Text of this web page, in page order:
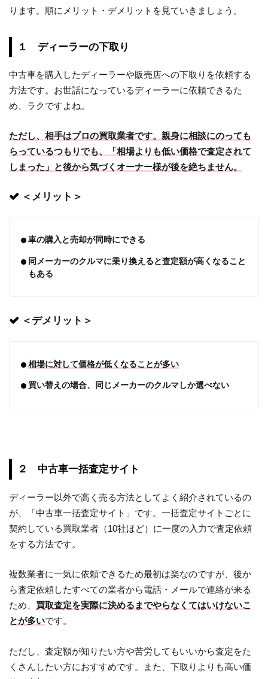
ります。順にメリット・デメリットを見ていきましょう。
１ ディーラーの下取り
中古車を購入したディーラーや販売店への下取りを依頼する
方法です。お世話になっているディーラーに依頼できるた
め、ラクですよね。
ただし、相手はプロの買取業者です。親身に相談にのっても
らっているつもりでも、「相場よりも低い価格で査定されて
しまった」と後から気づくオーナー様が後を絶ちません。
＜メリット＞
車の購入と売却が同時にできる
同メーカーのクルマに乗り換えると査定額が高くなること
もある
＜デメリット＞
相場に対して価格が低くなることが多い
買い替えの場合、同じメーカーのクルマしか選べない
２ 中古車一括査定サイト
ディーラー以外で高く売る方法としてよく紹介されているの
が、「中古車一括査定サイト」です。一括査定サイトごとに
契約している買取業者（10社ほど）に一度の入力で査定依頼
をする方法です。
複数業者に一気に依頼できるため最初は楽なのですが、後か
ら査定依頼したすべての業者から電話・メールで連絡が来る
ため、 買取査定を実際に決めるまでやらなくてはいけないこ
とが多いです。
ただし、査定額が知りたい方や苦労してもいいから査定をた
くさんしたい方におすすめです。また、下取りよりも高い価